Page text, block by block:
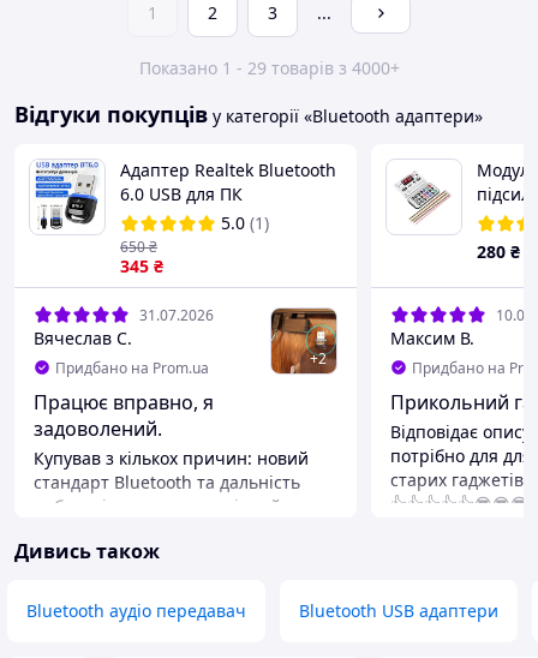
1 2 3 ...
Показано 1 - 29 товарів з 4000+
Відгуки покупців у категорії «Bluetooth адаптери»
Адаптер Realtek Bluetooth
6.0 USB для ПК
бездротовий адаптер для
під'єднання навушників
геймпадів
5.0 (1)
345 ₴
650₴
31.07.2026
Вячеслав С.
Придбано на Prom.ua +2
Працює вправно, я
задоволений.
Купував з кількох причин: новий
стандарт Bluetooth та дальність
роботи, і через те, що рідний
вимикався і потім зовсім зник.
4 метри через кімнату звук у
навушниках залишається якісним (у
280 ₴
Максим В.
Придбано на
Прикольний
Відповідає
потрібно для
старих гаджетів
Компактний,
функціональний
Дивись також
Bluetooth аудіо передавач Bluetooth USB адаптери